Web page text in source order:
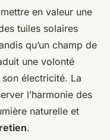
en valeur une
tuiles solaires
qu’un champ de
une volonté
électricité. La
l’harmonie des
naturelle et
.